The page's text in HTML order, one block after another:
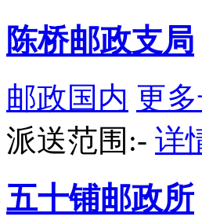
陈桥邮政支局
邮政国内 更
派送范围:- 详
五十铺邮政所